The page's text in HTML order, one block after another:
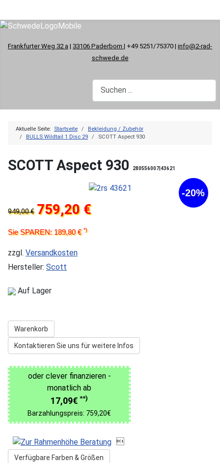
Frankfurter Weg 32 a | 33106 Paderborn | +49 5251/75370 | info@2-rad-
schwede.de
Aktuelle Seite: Startseite
Bekleidung / Zubehör
BULLS Wildtail 1 Disc 29
SCOTT Aspect 930
SCOTT Aspect 930 280556007|43621
-20%
949,00 € 759,20 €
Sie SPAREN: 189,80 €*)
zzgl. Versandkosten
Hersteller: Scott
Auf Lager
Warenkorb
Kontaktieren Sie uns für weitere Infos
oder clever finanzieren -
monatlich ab
17,09€ **)
Barzahlungspreis: 759,20€

Verfügbare Farben & Größen